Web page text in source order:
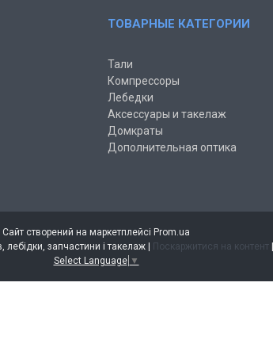
ТОВАРНЫЕ КАТЕГОРИИ
Тали
Компрессоры
Лебедки
Аксессуары и такелаж
Домкраты
Дополнительная оптика
Сайт створений на маркетплейсі Prom.ua
Інтернет магазин AUTO-VIN - кунги для пікапів, лебідки, запчастини і такелаж | Поскаржитися на контент |
Select Language ▼